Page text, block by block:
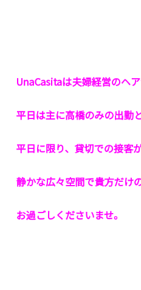
UnaCasitaは夫婦経営のヘア
平日は主に高橋のみの出勤
平日に限り、貸切での接客
静かな広々空間で貴方だけ
お過ごしくださいませ。